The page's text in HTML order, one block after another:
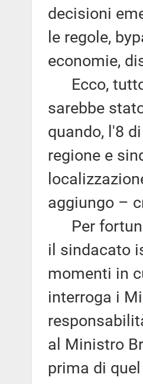
decisioni
le regole,
economie,
Ecco, tutto
sarebbe
quando, l'8
regione e
aggiungo –
Per
il sindacato
momenti in
interroga i
al Ministro
prima di